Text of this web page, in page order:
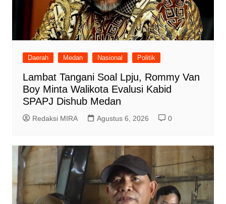
Daerah Medan Nasional Politik
Lambat Tangani Soal Lpju, Rommy Van
Boy Minta Walikota Evalusi Kabid
SPAPJ Dishub Medan
Redaksi MIRA Agustus 6, 2026 0